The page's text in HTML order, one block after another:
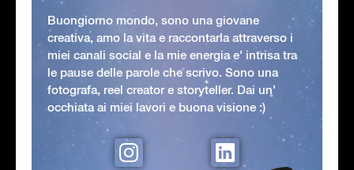
Buongiorno mondo, sono una giovane
creativa, amo la vita e raccontarla attraverso i
miei canali social e la mie energia e' intrisa tra
le pause delle parole che scrivo. Sono una
fotografa, reel creator e storyteller. Dai un'
occhiata ai miei lavori e buona visione :)